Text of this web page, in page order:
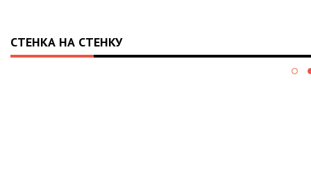
СТЕНКА НА СТЕНКУ